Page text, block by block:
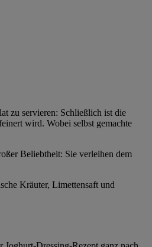
zu servieren: Schließlich ist die
wird. Wobei selbst gemachte
Beliebtheit: Sie verleihen dem
Kräuter, Limettensaft und